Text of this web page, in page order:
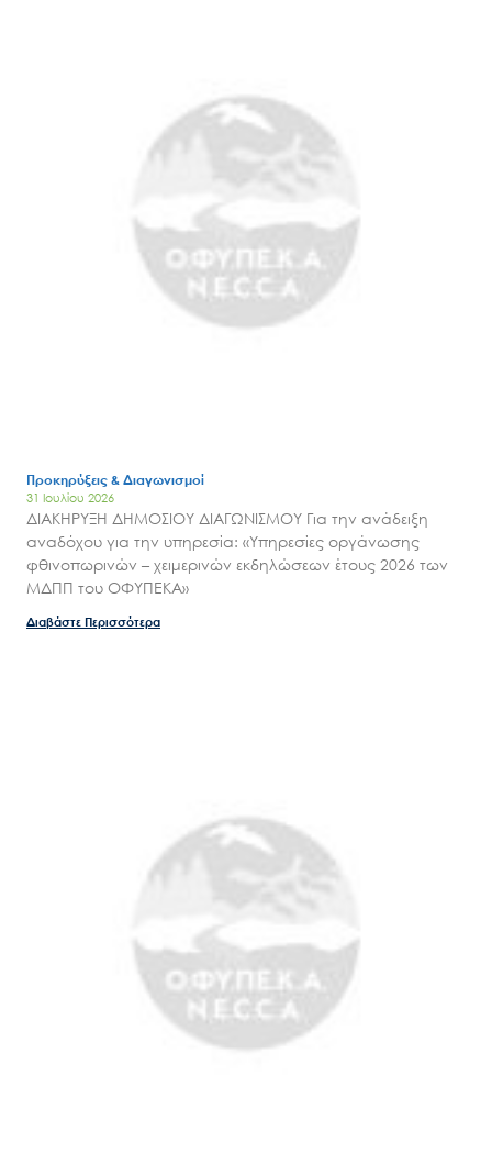
Search
Ο.ΦΥ.ΠΕ.Κ.Α.
Νέα – Δημοσιότητα
Άξονες δράσης
Προκηρύξεις & Διαγωνισμοί
31 Ιουλίου 2026
ΔΙΑΚΗΡΥΞΗ ΔΗΜΟΣΙΟΥ ΔΙΑΓΩΝΙΣΜΟΥ Για την ανάδειξη
αναδόχου για την υπηρεσία: «Υπηρεσίες οργάνωσης
φθινοπωρινών – χειμερινών εκδηλώσεων έτους 2026 των
ΜΔΠΠ του ΟΦΥΠΕΚΑ»
Διαβάστε Περισσότερα